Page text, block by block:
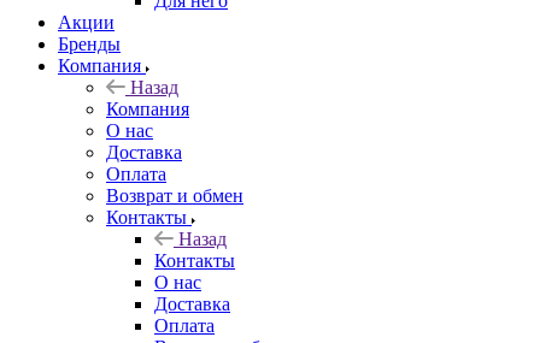
Акции
Бренды
Компания
Назад
Компания
О нас
Доставка
Оплата
Возврат и обмен
Контакты
Назад
Контакты
О нас
Доставка
Оплата